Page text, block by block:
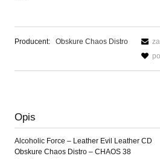
Producent: Obskure Chaos Distro
Opis
Alcoholic Force ‎– Leather Evil Leather CD
Obskure Chaos Distro ‎– CHAOS 38